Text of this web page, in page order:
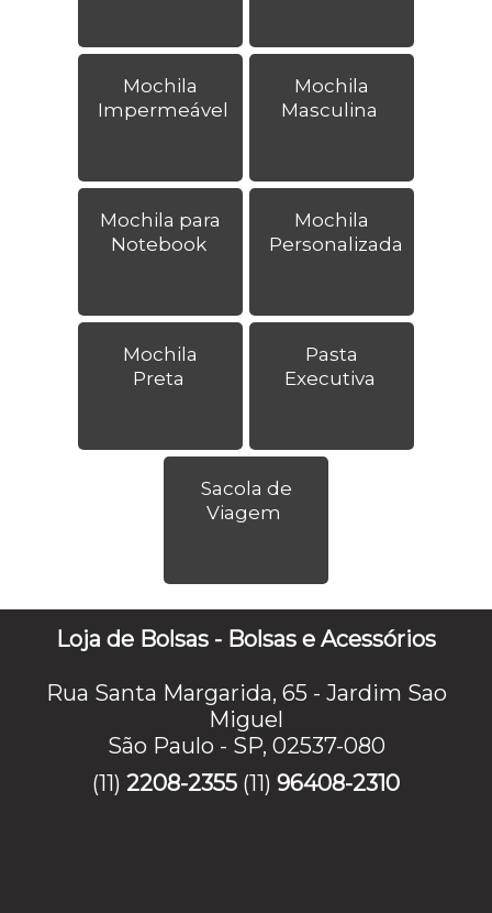
Mochila
Impermeável
Mochila
Masculina
Mochila para
Notebook
Mochila
Personalizada
Mochila
Preta
Pasta
Executiva
Sacola de
Viagem
Loja de Bolsas - Bolsas e Acessórios
Rua Santa Margarida, 65 - Jardim Sao
Miguel
São Paulo - SP, 02537-080
(11) 2208-2355 (11) 96408-2310